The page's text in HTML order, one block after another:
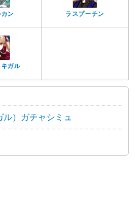
ン ラスプーチン
キガル
）ガチャシミュ